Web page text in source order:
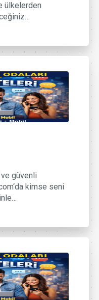
ülkelerden
ve güvenli
kimse seni